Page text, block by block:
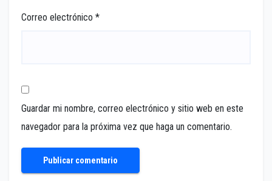
Correo electrónico *
Guardar mi nombre, correo electrónico y sitio web en este
navegador para la próxima vez que haga un comentario.